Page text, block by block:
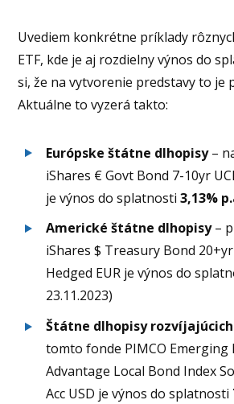
Uvediem konkrétne príklady
ETF, kde je aj rozdielny výnos do
si, že na vytvorenie predstavy to je
Aktuálne to vyzerá takto:
Európske štátne dlhopisy–
iShares € Govt Bond 7-10yr
je výnos do splatnosti3,13%
Americké štátne dlhopisy–
iShares $ Treasury Bond 20+yr
Hedged EUR je výnos do
23.11.2023)
Štátne dlhopisy
tomto fonde PIMCO Emerging
Advantage Local Bond Index
Acc USD je výnos do splatnosti